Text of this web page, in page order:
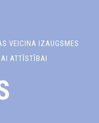
VEICINA IZAUGSMES
ATTĪSTĪBAI